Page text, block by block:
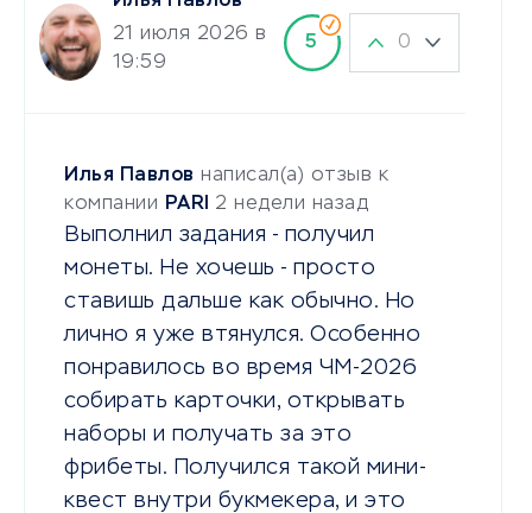
21 июля 2026 в
19:59
5 0
Илья Павлов написал(а) отзыв к
компании PARI 2 недели назад
Выполнил задания - получил
монеты. Не хочешь - просто
ставишь дальше как обычно. Но
лично я уже втянулся. Особенно
понравилось во время ЧМ-2026
собирать карточки, открывать
наборы и получать за это
фрибеты. Получился такой мини-
квест внутри букмекера, и это